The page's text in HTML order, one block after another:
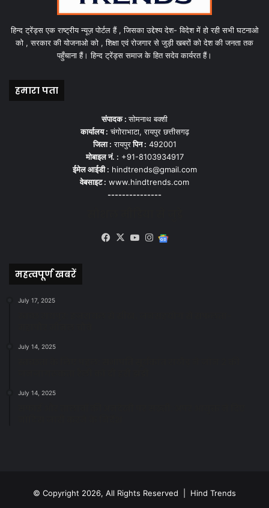
हिन्द ट्रेंड्स एक राष्ट्रीय न्यूज़ पोर्टल हैं , जिसका उद्देश्य देश- विदेश में हो रही सभी घटनाओ
को , सरकार की योजनाओ को , शिक्षा एवं रोजगार से जुड़ी खबरों को देश की जनता तक
पहुँचाना हैं। हिन्द ट्रेंड्स समाज के हित सदेव कार्यरत हैं।
हमारा पता
संपादक :सोमनाथ बक्शी
कार्यालय : चंगोराभाटा, रायपुर छत्तीसगढ़
जिला : रायपुरपिन : 492001
मोबाइल नं. : +91-8103934917
ईमेल आईडी : hindtrends@gmail.com
वेबसाइट : www.hindtrends.com
---------------
Facebook
X YouTubeInstagram
महत्वपूर्ण खबरें
July 17, 2025
July 14, 2025
July 14, 2025
© Copyright 2026, All Rights Reserved | Hind Trends